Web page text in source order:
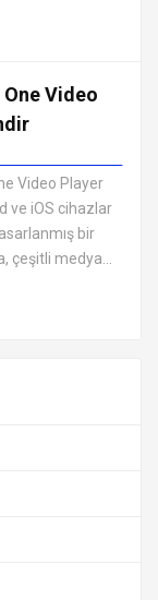
Video
VE
APK
Video Player
ve iOS cihazlar
bir
çeşitli medya...